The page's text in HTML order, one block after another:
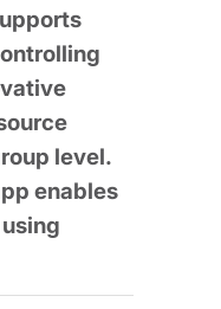
level.
enables